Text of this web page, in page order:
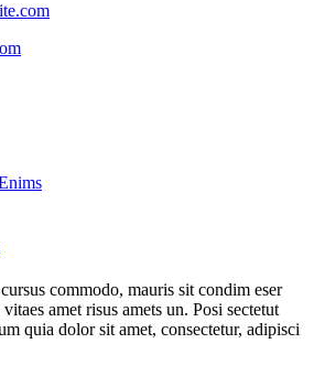
commodo, mauris sit condim eser
amet risus amets un. Posi sectetut
quia dolor sit amet, consectetur, adipisci